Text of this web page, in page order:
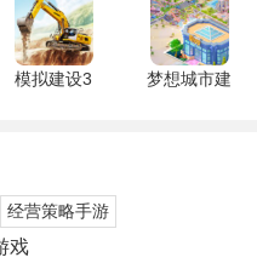
输一次获取一件特殊材
是买卖材料!
)功能是发动灾难，修复
版
版
模拟建设3
梦想城市建
经营策略手游
戏